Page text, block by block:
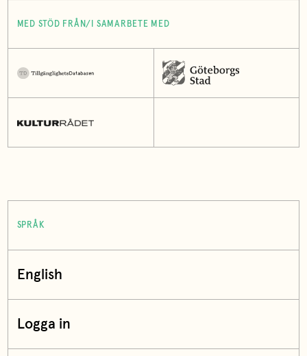
MED STÖD FRÅN/I SAMARBETE MED
SPRÅK
English
Logga in